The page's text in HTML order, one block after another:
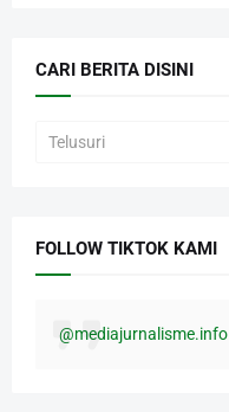
CARI BERITA DISINI
FOLLOW TIKTOK KAMI
@mediajurnalisme.info